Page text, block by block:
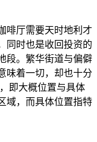
啡厅需要天时地利才
同时也是收回投资的
段。繁华街道与偏僻
味着一切，却也十分
即大概位置与具体
域，而具体位置指特